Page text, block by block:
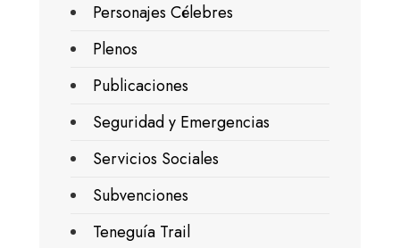
Personajes Célebres
Plenos
Publicaciones
Seguridad y Emergencias
Servicios Sociales
Subvenciones
Teneguía Trail